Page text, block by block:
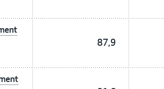
87,9